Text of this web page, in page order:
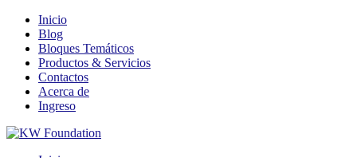
Inicio
Blog
Bloques Temáticos
Productos & Servicios
Contactos
Acerca de
Ingreso